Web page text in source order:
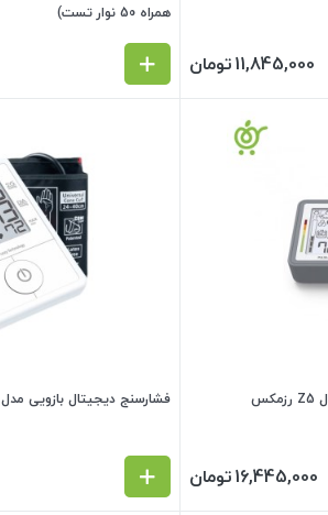
11,845,000تومان
همراه 50 نوار تست)
فشارسنج دیجیتال شارژی بازویی مدل Z5 رزمکس
16,445,000تومان
فشارسنج دیجیتال بازویی مدل X1 رزمکس Rossmax